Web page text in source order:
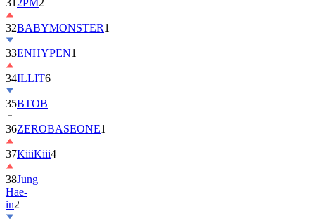
32 BABYMONSTER
33ENHYPEN1
34ILLIT6
35BTOB
36ZEROBASEONE
37KiiiKiii4
38Jung
Hae-
in2
39AHOF